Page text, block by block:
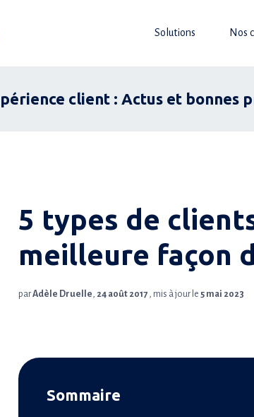
Solutions Nos
client : Actus et bonnes
5 types de
meilleure façon
parAdèle Druelle, 24 août 2017, mis à jour le 5 mai 2023
Sommaire